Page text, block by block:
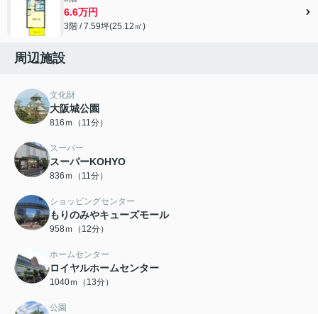
6.6万円
3階 / 7.59坪(25.12㎡)
周辺施設
文化財
大阪城公園
816ｍ（11分）
スーパー
スーパーKOHYO
836ｍ（11分）
ショッピングセンター
もりのみやキューズモール
958ｍ（12分）
ホームセンター
ロイヤルホームセンター
1040ｍ（13分）
公園